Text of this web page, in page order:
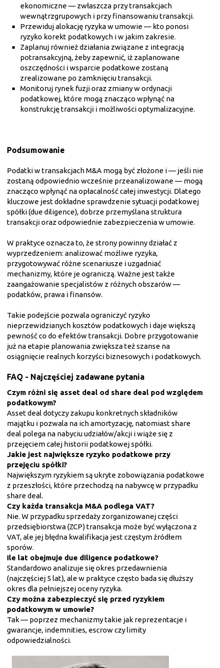
ekonomiczne — zwłaszcza przy transakcjach
wewnątrzgrupowych i przy finansowaniu transakcji.
Przewiduj alokację ryzyka w umowie — kto ponosi
ryzyko korekt podatkowych i w jakim zakresie.
Zaplanuj również działania związane z integracją
potransakcyjną, żeby zapewnić, iż zaplanowane
oszczędności i wsparcie podatkowe zostaną
zrealizowane po zamknięciu transakcji.
Monitoruj rynek fuzji oraz zmiany w ordynacji
podatkowej, które mogą znacząco wpłynąć na
konstrukcję transakcji i możliwości optymalizacyjne.
Podsumowanie
Podatki w transakcjach M&A mogą być złożone i — jeśli nie
zostaną odpowiednio wcześnie przeanalizowane — mogą
znacząco wpłynąć na opłacalność całej inwestycji. Dlatego
kluczowe jest dokładne sprawdzenie sytuacji podatkowej
spółki (due diligence), dobrze przemyślana struktura
transakcji oraz odpowiednie zabezpieczenia w umowie.
W praktyce oznacza to, że strony powinny działać z
wyprzedzeniem: analizować możliwe ryzyka,
przygotowywać różne scenariusze i uzgadniać
mechanizmy, które je ograniczą. Ważne jest także
zaangażowanie specjalistów z różnych obszarów —
podatków, prawa i finansów.
Takie podejście pozwala ograniczyć ryzyko
nieprzewidzianych kosztów podatkowych i daje większą
pewność co do efektów transakcji. Dobre przygotowanie
już na etapie planowania zwiększa też szanse na
osiągnięcie realnych korzyści biznesowych i podatkowych.
FAQ - Najczęściej zadawane pytania
Czym różni się asset deal od share deal pod względem
podatkowym?
Asset deal dotyczy zakupu konkretnych składników
majątku i pozwala na ich amortyzację, natomiast share
deal polega na nabyciu udziałów/akcji i wiąże się z
przejęciem całej historii podatkowej spółki.
Jakie jest największe ryzyko podatkowe przy
przejęciu spółki?
Największym ryzykiem są ukryte zobowiązania podatkowe
z przeszłości, które przechodzą na nabywcę w przypadku
share deal.
Czy każda transakcja M&A podlega VAT?
Nie. W przypadku sprzedaży zorganizowanej części
przedsiębiorstwa (ZCP) transakcja może być wyłączona z
VAT, ale jej błędna kwalifikacja jest częstym źródłem
sporów.
Ile lat obejmuje due diligence podatkowe?
Standardowo analizuje się okres przedawnienia
(najczęściej 5 lat), ale w praktyce często bada się dłuższy
okres dla pełniejszej oceny ryzyka.
Czy można zabezpieczyć się przed ryzykiem
podatkowym w umowie?
Tak — poprzez mechanizmy takie jak reprezentacje i
gwarancje, indemnities, escrow czy limity
odpowiedzialności.